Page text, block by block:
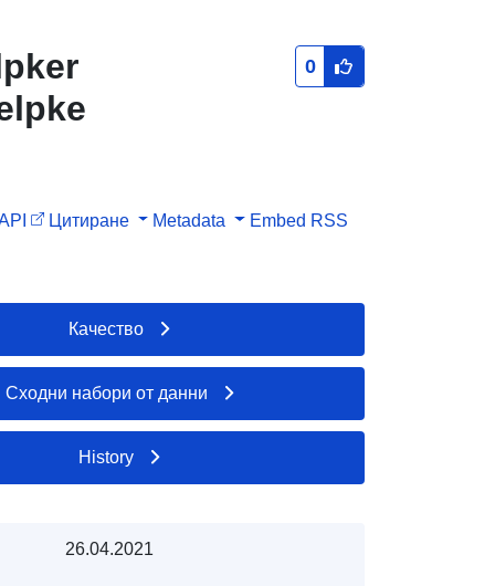
0
Цитиране Metadata Embed RSS
Качество
Сходни набори от данни
History
26.04.2021